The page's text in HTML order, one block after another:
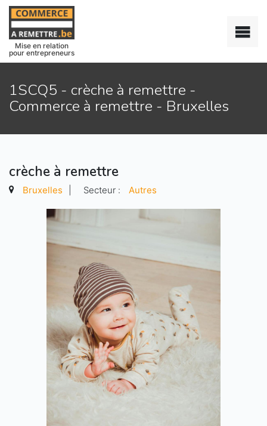
Mise en relation
pour entrepreneurs
1SCQ5 - crèche à remettre -
Commerce à remettre - Bruxelles
crèche à remettre
Bruxelles Secteur : Autres